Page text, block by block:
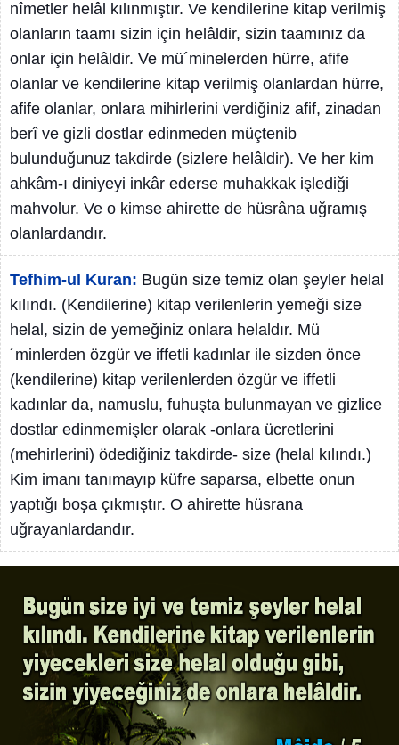
nîmetler helâl kılınmıştır. Ve kendilerine kitap verilmiş
olanların taamı sizin için helâldir, sizin taamınız da
onlar için helâldir. Ve mü´minelerden hürre, afife
olanlar ve kendilerine kitap verilmiş olanlardan hürre,
afife olanlar, onlara mihirlerini verdiğiniz afif, zinadan
berî ve gizli dostlar edinmeden müçtenib
bulunduğunuz takdirde (sizlere helâldir). Ve her kim
ahkâm-ı diniyeyi inkâr ederse muhakkak işlediği
mahvolur. Ve o kimse ahirette de hüsrâna uğramış
olanlardandır.
Tefhim-ul Kuran: Bugün size temiz olan şeyler helal
kılındı. (Kendilerine) kitap verilenlerin yemeği size
helal, sizin de yemeğiniz onlara helaldır. Mü
´minlerden özgür ve iffetli kadınlar ile sizden önce
(kendilerine) kitap verilenlerden özgür ve iffetli
kadınlar da, namuslu, fuhuşta bulunmayan ve gizlice
dostlar edinmemişler olarak -onlara ücretlerini
(mehirlerini) ödediğiniz takdirde- size (helal kılındı.)
Kim imanı tanımayıp küfre saparsa, elbette onun
yaptığı boşa çıkmıştır. O ahirette hüsrana
uğrayanlardandır.